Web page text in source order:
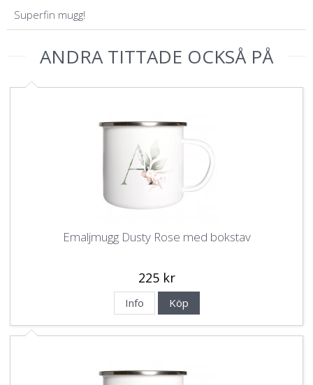
Superfin mugg!
ANDRA TITTADE OCKSÅ PÅ
Emaljmugg Dusty Rose med bokstav
225 kr
Info Köp